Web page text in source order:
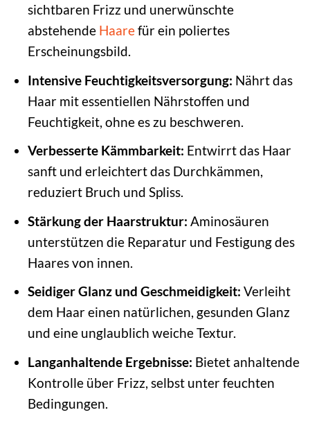
sichtbaren Frizz und unerwünschte
abstehende Haarefür ein poliertes
Erscheinungsbild.
Intensive Feuchtigkeitsversorgung: Nährt das
Haar mit essentiellen Nährstoffen und
Feuchtigkeit, ohne es zu beschweren.
Verbesserte Kämmbarkeit: Entwirrt das Haar
sanft und erleichtert das Durchkämmen,
reduziert Bruch und Spliss.
Stärkung der Haarstruktur: Aminosäuren
unterstützen die Reparatur und Festigung des
Haares von innen.
Seidiger Glanz und Geschmeidigkeit: Verleiht
dem Haar einen natürlichen, gesunden Glanz
und eine unglaublich weiche Textur.
Langanhaltende Ergebnisse: Bietet anhaltende
Kontrolle über Frizz, selbst unter feuchten
Bedingungen.